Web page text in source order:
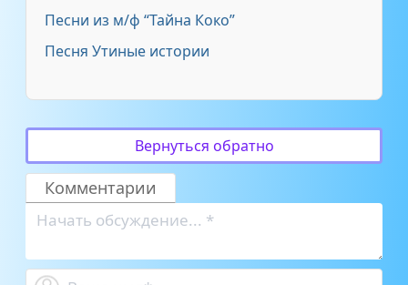
Песни из м/ф “Тайна Коко”
Песня Утиные истории
Вернуться обратно
Комментарии